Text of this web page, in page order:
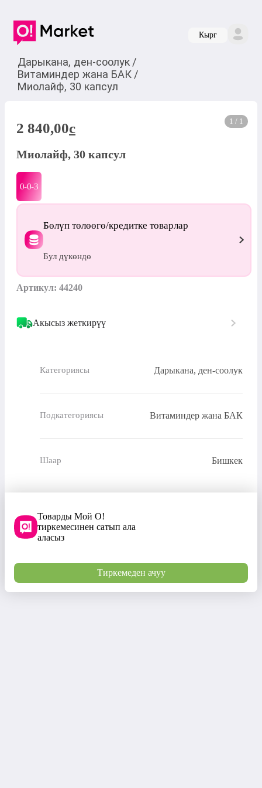
Кырг
Дарыкана, ден-соолук /
Витаминдер жана БАК /
Миолайф, 30 капсул
1 / 1
2 840,00c
Миолайф, 30 капсул
0-0-3
Бөлүп төлөөгө/кредитке товарлар
Бул дүкөндө
Артикул: 44240
Акысыз жеткирүү
Категориясы Дарыкана, ден-соолук
Подкатегориясы Витаминдер жана БАК
Шаар Бишкек
Товарды Мой О!
тиркемесинен сатып ала
аласыз
Тиркемеден ачуу